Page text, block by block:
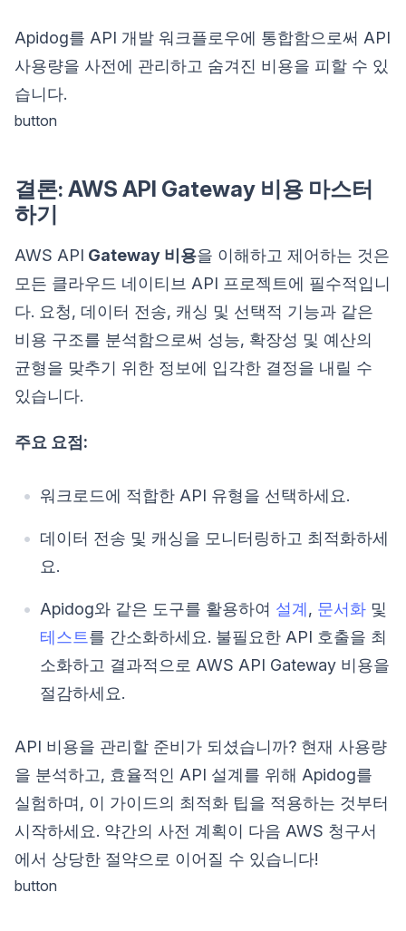
Apidog를 API 개발 워크플로우에 통합함으로써 API
사용량을 사전에 관리하고 숨겨진 비용을 피할 수 있
습니다.
button
결론: AWS API Gateway 비용 마스터
하기
AWS API Gateway 비용을 이해하고 제어하는 것은
모든 클라우드 네이티브 API 프로젝트에 필수적입니
다. 요청, 데이터 전송, 캐싱 및 선택적 기능과 같은
비용 구조를 분석함으로써 성능, 확장성 및 예산의
균형을 맞추기 위한 정보에 입각한 결정을 내릴 수
있습니다.
주요 요점:
워크로드에 적합한 API 유형을 선택하세요.
데이터 전송 및 캐싱을 모니터링하고 최적화하세
요.
Apidog와 같은 도구를 활용하여 설계, 문서화 및
테스트를 간소화하세요. 불필요한 API 호출을 최
소화하고 결과적으로 AWS API Gateway 비용을
절감하세요.
API 비용을 관리할 준비가 되셨습니까? 현재 사용량
을 분석하고, 효율적인 API 설계를 위해 Apidog를
실험하며, 이 가이드의 최적화 팁을 적용하는 것부터
시작하세요. 약간의 사전 계획이 다음 AWS 청구서
에서 상당한 절약으로 이어질 수 있습니다!
button